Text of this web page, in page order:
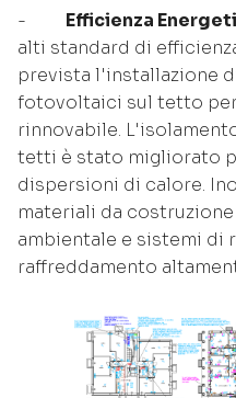
- Efficienza
alti standard di
prevista l'installazione
fotovoltaici sul tetto
rinnovabile.
tetti è stato migliorato
dispersioni di calore.
materiali da
ambientale e sistemi di
raffreddamento